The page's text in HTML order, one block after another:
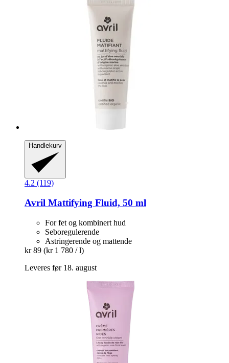
Handlekurv
4.2 (119)
Avril Mattifying Fluid, 50 ml
For fet og kombinert hud
Seboregulerende
Astringerende og mattende
kr 89 (kr 1 780 / l)
Leveres før 18. august